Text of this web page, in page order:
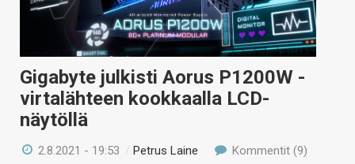
VAIHDA TEEMA
HAKU
Gigabyte julkisti Aorus P1200W -
virtalähteen kookkaalla LCD-
näytöllä
2.8.2021 - 19:53 /Petrus Laine Kommentit (9)